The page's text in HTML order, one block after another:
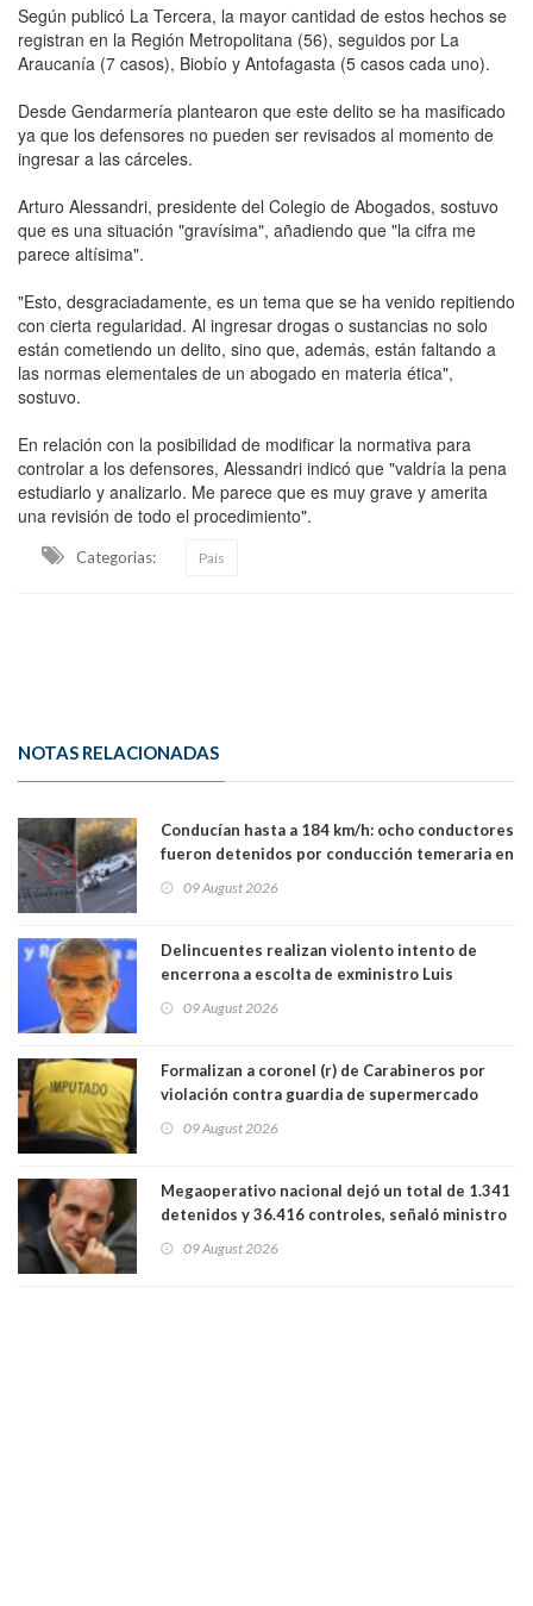
Según publicó La Tercera, la mayor cantidad de estos hechos se
registran en la Región Metropolitana (56), seguidos por La
Araucanía (7 casos), Biobío y Antofagasta (5 casos cada uno).
Desde Gendarmería plantearon que este delito se ha masificado
ya que los defensores no pueden ser revisados al momento de
ingresar a las cárceles.
Arturo Alessandri, presidente del Colegio de Abogados, sostuvo
que es una situación "gravísima", añadiendo que "la cifra me
parece altísima".
"Esto, desgraciadamente, es un tema que se ha venido repitiendo
con cierta regularidad. Al ingresar drogas o sustancias no solo
están cometiendo un delito, sino que, además, están faltando a
las normas elementales de un abogado en materia ética",
sostuvo.
En relación con la posibilidad de modificar la normativa para
controlar a los defensores, Alessandri indicó que "valdría la pena
estudiarlo y analizarlo. Me parece que es muy grave y amerita
una revisión de todo el procedimiento".
Categorias: País
NOTAS RELACIONADAS
Conducían hasta a 184 km/h: ocho conductores
fueron detenidos por conducción temeraria en
09 August 2026
Delincuentes realizan violento intento de
encerrona a escolta de exministro Luis
Lo Espejo
09 August 2026
Formalizan a coronel (r) de Carabineros por
violación contra guardia de supermercado
09 August 2026
Megaoperativo nacional dejó un total de 1.341
detenidos y 36.416 controles, señaló ministro
09 August 2026